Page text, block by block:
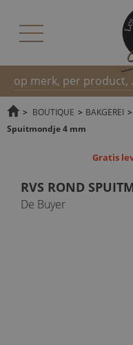
Snel
> BOUTIQUE > BAKGEREI >
Spuitmondje 4 mm
Gratis
RVS ROND
De Buyer